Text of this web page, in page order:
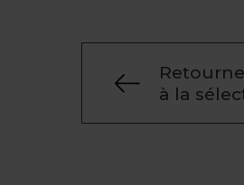
à la